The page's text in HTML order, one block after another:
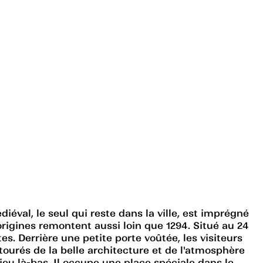
le seul qui reste dans la ville, est imprégné
remontent aussi loin que 1294. Situé au 24
Derrière une petite porte voûtée, les visiteurs
de la belle architecture et de l'atmosphère